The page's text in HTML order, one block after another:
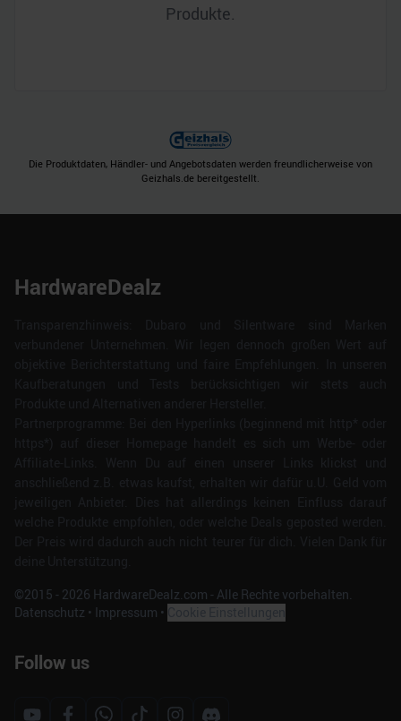
Produkte.
Die Produktdaten, Händler- und Angebotsdaten werden freundlicherweise von
Geizhals.de bereitgestellt.
HardwareDealz
©2015 - 2026 HardwareDealz.com - Alle Rechte vorbehalten.
Datenschutz • Impressum •
Follow us